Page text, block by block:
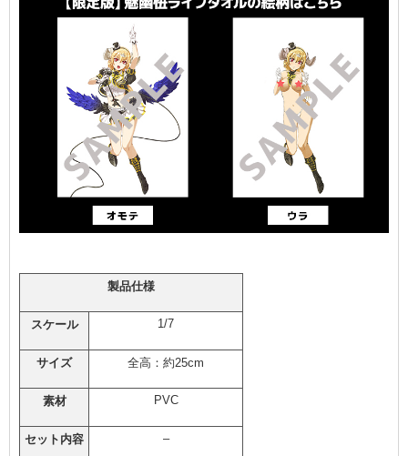
製品仕様
スケール 1/7
サイズ 全高：約25cm
素材 PVC
セット内容 –